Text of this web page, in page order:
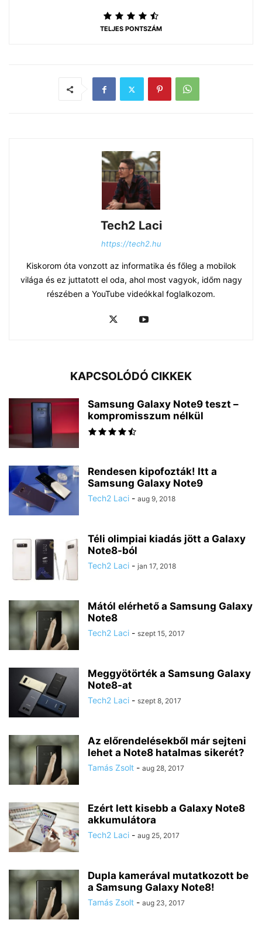
TELJES PONTSZÁM
Tech2 Laci
https://tech2.hu
Kiskorom óta vonzott az informatika és főleg a mobilok
világa és ez juttatott el oda, ahol most vagyok, időm nagy
részében a YouTube videókkal foglalkozom.
KAPCSOLÓDÓ CIKKEK
Samsung Galaxy Note9 teszt –
kompromisszum nélkül
Rendesen kipofozták! Itt a
Samsung Galaxy Note9
Tech2 Laci - aug 9, 2018
Téli olimpiai kiadás jött a Galaxy
Note8-ból
Tech2 Laci - jan 17, 2018
Mától elérhető a Samsung Galaxy
Note8
Tech2 Laci - szept 15, 2017
Meggyötörték a Samsung Galaxy
Note8-at
Tech2 Laci - szept 8, 2017
Az előrendelésekből már sejteni
lehet a Note8 hatalmas sikerét?
Tamás Zsolt - aug 28, 2017
Ezért lett kisebb a Galaxy Note8
akkumulátora
Tech2 Laci - aug 25, 2017
Dupla kamerával mutatkozott be
a Samsung Galaxy Note8!
Tamás Zsolt - aug 23, 2017